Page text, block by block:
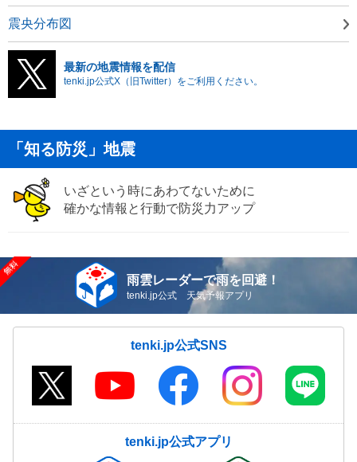
震央分布図
最新の地震情報を配信
tenki.jp公式X（旧Twitter）をご利用ください。
「知る防災」地震
いざという時にあわてないために
確かな情報と行動で防災力アップ
雨雲レーダーで雨を回避！
tenki.jp公式 天気予報アプリ
tenki.jp公式SNS
tenki.jp公式アプリ